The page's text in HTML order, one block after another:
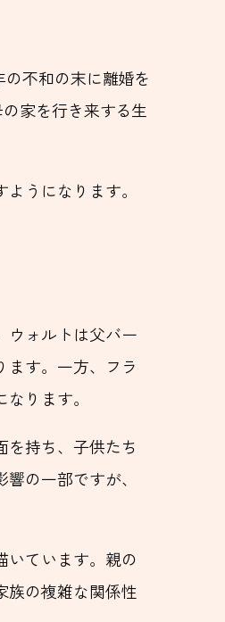
不和の末に離婚を
家を行き来する生
うになります。
ウォルトは父バー
ます。一方、フラ
ります。
を持ち、子供たち
の一部ですが、
いています。親の
族の複雑な関係性